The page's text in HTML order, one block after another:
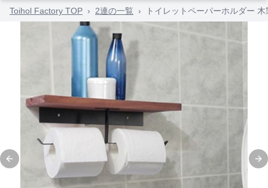
Toihol Factory TOP › 2連の一覧 › トイレットペーパーホルダー
Previous slide